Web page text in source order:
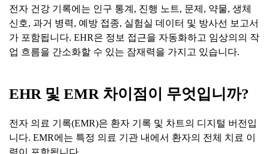
전자 건강 기록에는 인구 통계, 진행 노트, 문제, 약물, 생체
신호, 과거 병력, 예방 접종, 실험실 데이터 및 방사선 보고서
가 포함됩니다. EHR은 정보 접근을 자동화하고 임상의의 작
업 흐름을 간소화할 수 있는 잠재력을 가지고 있습니다.
EHR 및 EMR 차이점이 무엇입니까?
전자 의료 기록(EMR)은 환자 기록 및 차트의 디지털 버전입
니다. EMR에는 특정 의료 기관 내에서 환자의 전체 치료 이